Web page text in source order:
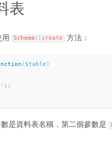
表
Schema :: create 方法：
( $table )
) ;
是資料表名稱，第二個參數是